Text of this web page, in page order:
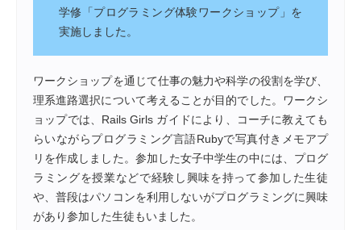
学修「プログラミング体験ワークショップ」を
実施しました。
ワークショップを通じて仕事の魅力や科学の役割を学び、
理系進路選択について考えることが目的でした。ワークシ
ョップでは、Rails Girls ガイドにより、コーチに教えても
らいながらプログラミング言語Rubyで写真付きメモアプ
リを作成しました。参加した女子中学生の中には、プログ
ラミングを授業などで経験し興味を持って参加した生徒
や、普段はパソコンを利用しないがプログラミングに興味
があり参加した生徒もいました。